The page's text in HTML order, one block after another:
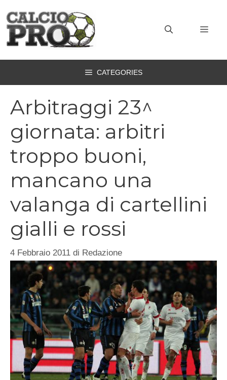
contenuto
CATEGORIES
Arbitraggi 23^
giornata: arbitri
troppo buoni,
mancano una
valanga di cartellini
gialli e rossi
4 Febbraio 2011 di Redazione